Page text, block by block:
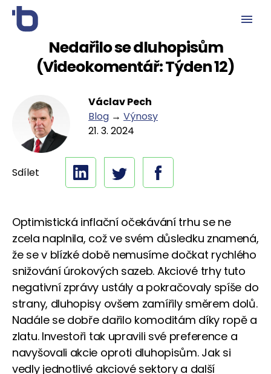
Nedařilo se dluhopisům
(Videokomentář: Týden 12)
Václav Pech
Blog → Výnosy
21. 3. 2024
Sdílet
Optimistická inflační očekávání trhu se ne
zcela naplnila, což ve svém důsledku znamená,
že se v blízké době nemusíme dočkat rychlého
snižování úrokových sazeb. Akciové trhy tuto
negativní zprávy ustály a pokračovaly spíše do
strany, dluhopisy ovšem zamířily směrem dolů.
Nadále se dobře dařilo komoditám díky ropě a
zlatu. Investoři tak upravili své preference a
navyšovali akcie oproti dluhopisům. Jak si
vedly jednotlivé akciové sektory a další